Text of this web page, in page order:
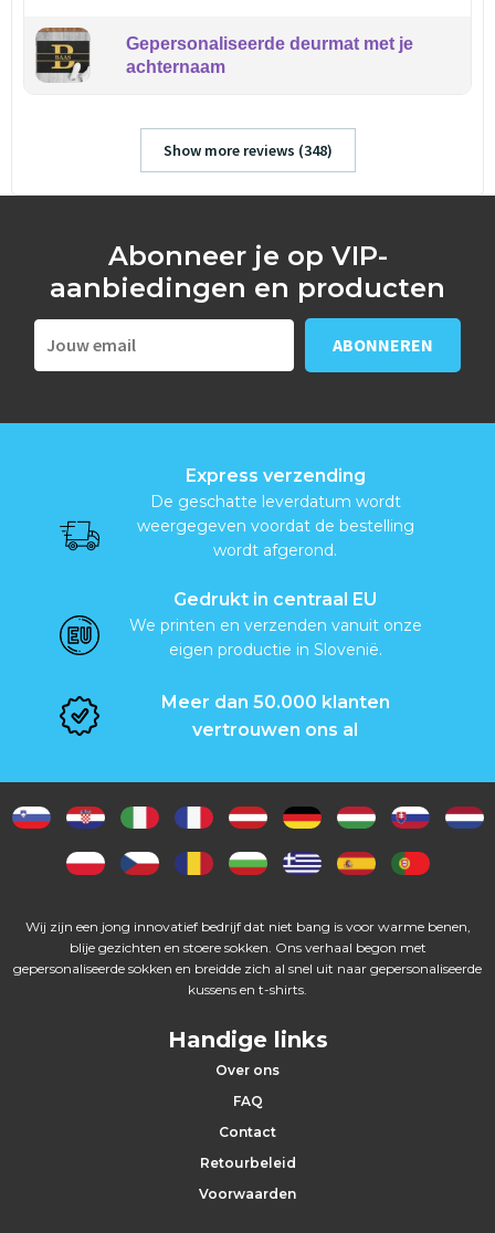
Gepersonaliseerde deurmat met je
achternaam
Show more reviews (348)
Abonneer je op VIP-
aanbiedingen en producten
Express verzending
De geschatte leverdatum wordt
weergegeven voordat de bestelling
wordt afgerond.
Gedrukt in centraal EU
We printen en verzenden vanuit onze
eigen productie in Slovenië.
Meer dan 50.000 klanten
vertrouwen ons al
Wij zijn een jong innovatief bedrijf dat niet bang is voor warme benen,
blije gezichten en stoere sokken. Ons verhaal begon met
gepersonaliseerde sokken en breidde zich al snel uit naar gepersonaliseerde
kussens en t-shirts.
Handige links
Over ons
FAQ
Contact
Retourbeleid
Voorwaarden